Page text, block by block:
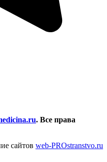
. Все права
сайтов web-PROstranstvo.ru